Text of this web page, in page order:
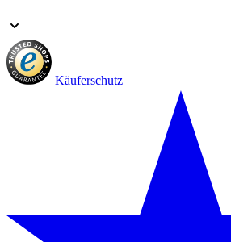
Käuferschutz